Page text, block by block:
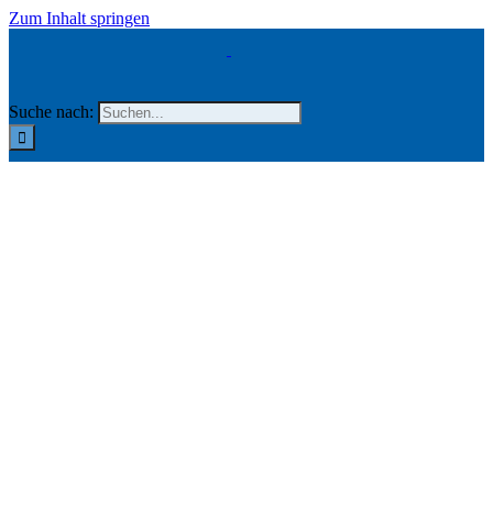
Zum Inhalt springen
Suche nach: